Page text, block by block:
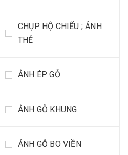
BỘ KHUNG 20 CÁI
CHỤP HỘ CHIẾU ; ẢNH
THẺ
ẢNH ÉP GỖ
ẢNH GỖ KHUNG
ẢNH GỖ BO VIỀN